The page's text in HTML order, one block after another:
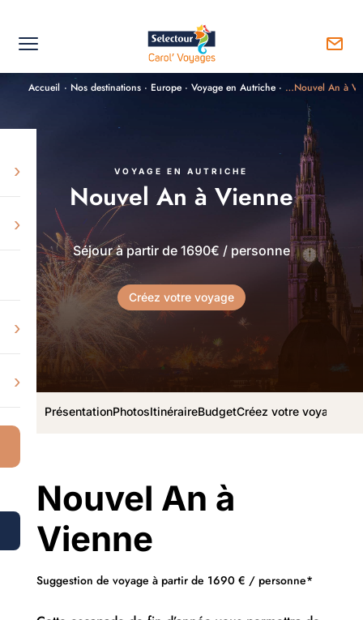
›
›
›
›
Accueil · Nos destinations · Europe · Voyage en Autriche · …Nouvel An à
VOYAGE EN AUTRICHE
Nouvel An à Vienne
Séjour à partir de 1690€ / personne
Créez votre voyage
PrésentationPhotosItinéraireBudgetCréez votre voyage
Nouvel An à
Vienne
Suggestion de voyage à partir de 1690 € / personne*